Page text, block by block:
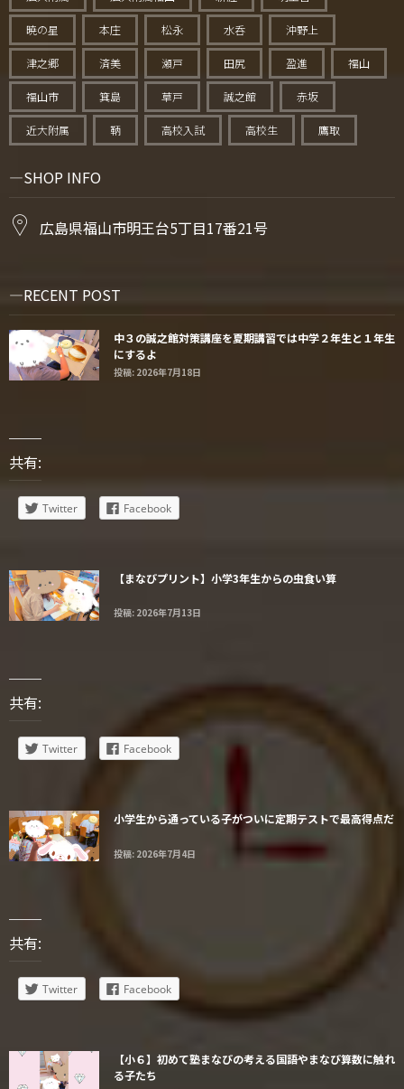
暁の星 本庄 松永 水呑 沖野上
津之郷 済美 瀬戸 田尻 盈進 福山
福山市 箕島 草戸 誠之館 赤坂
近大附属 鞆 高校入試 高校生 鷹取
SHOP INFO
広島県福山市明王台5丁目17番21号
RECENT POST
中３の誠之館対策講座を夏期講習では中学２年生と１年生
にするよ
投稿: 2026年7月18日
共有:
Twitter Facebook
【まなびプリント】小学3年生からの虫食い算
投稿: 2026年7月13日
共有:
Twitter Facebook
小学生から通っている子がついに定期テストで最高得点だ
投稿: 2026年7月4日
共有:
Twitter Facebook
【小６】初めて塾まなびの考える国語やまなび算数に触れ
る子たち